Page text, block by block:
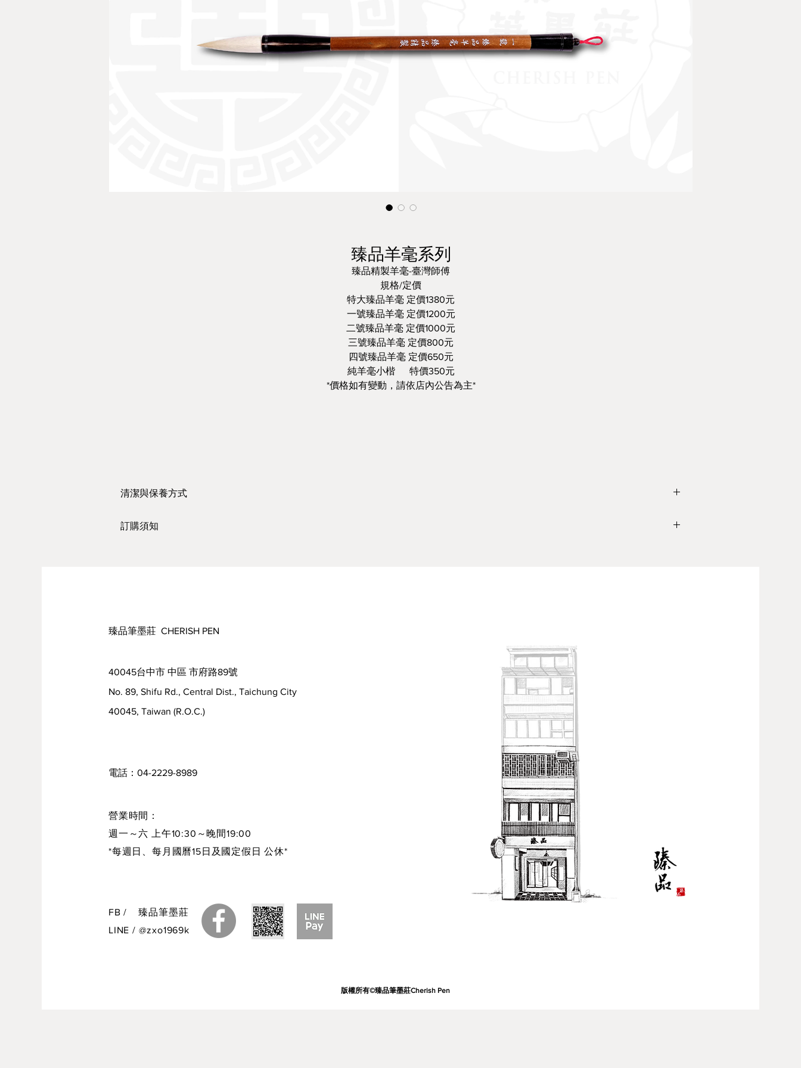
臻品羊毫系列
臻品精製羊毫-臺灣師傅
規格/定價
特大臻品羊毫 定價1380元
一號臻品羊毫 定價1200元
二號臻品羊毫 定價1000元
三號臻品羊毫 定價800元
四號臻品羊毫 定價650元
純羊毫小楷 特價350元
*價格如有變動，請依店內公告為主*
清潔與保養方式
訂購須知
●如有疑問，請與我們聯繫，謝謝。
臻品筆墨莊 CHERISH PEN
40045台中市 中區 市府路89號
No. 89, Shifu Rd., Central Dist., Taichung City
40045, Taiwan (R.O.C.)
電話：04-2229-8989
營業時間：
週一～六 上午10:30～晚間19:00
*每週日、每月國曆15日及國定假日 公休*
FB/臻品筆墨莊
LINE / @zxo1969k
版權所有©臻品筆墨莊Cherish Pen